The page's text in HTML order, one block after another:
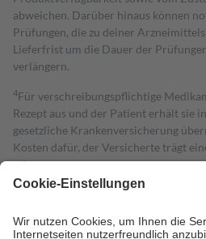
abweichen. Darüber hinaus können
Prüfungen, die zu deiner
Lieferfrist um die Dauer der
verlängern.
4Für verschreibungspflichtige
Rezept aus und der Patient erhält sie
gesetzliche Krankenversicherung
Kosten dafür, der Versicherte trägt
mit.
Grundsätzlich leisten Mitglieder
höchstens zehn Euro.
Es sind jedoch
Kosten der Leistung zu entrichten.